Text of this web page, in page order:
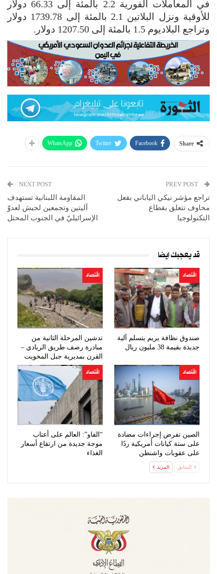
في المعاملات الفورية 2.2 بالمئة إلى 66.33 دولار
للأوقية ونزل البلاتين 2.1 بالمئة إلى 1739.78 دولار
وتراجع البلاديوم 1.5 بالمئة إلى 1207.50 دولار.
Share
Facebook
Twitter
WhatsApp
تراجع مؤشر نيكي الياباني بفعل
مخاوف تتعلق بقطاع
التكنولوجيا
NEXT POST
المقاومة اللبنانية تستهدف
آليتين وتجمعين لجيش لعدوّ
الإسرائيليّ في الجنوب المحتل
قد يعجبك ايضا
اقتصاد
صندوق نظافة يريم يتسلم آلية
جديدة بقيمة 38 مليون ريال
اقتصاد
تدشين المرحلة الثانية من
مبادرة رصف طريق الريادي –
القرن بمديرية جبل المحويت
اقتصاد
الصين تفرض إجراءات مضادة
على ستة كيانات أمريكية ردًا
على عقوبات واشنطن
اقتصاد
“الفاو”: العالم على أعتاب
موجة جديدة من ارتفاع أسعار
الغذاء
السابق المزيد